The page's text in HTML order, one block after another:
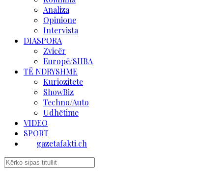
Analiza
Opinione
Intervista
DIASPORA
Zvicër
Europë/SHBA
TË NDRYSHME
Kuriozitete
ShowBiz
Techno/Auto
Udhëtime
VIDEO
SPORT
gazetafakti.ch